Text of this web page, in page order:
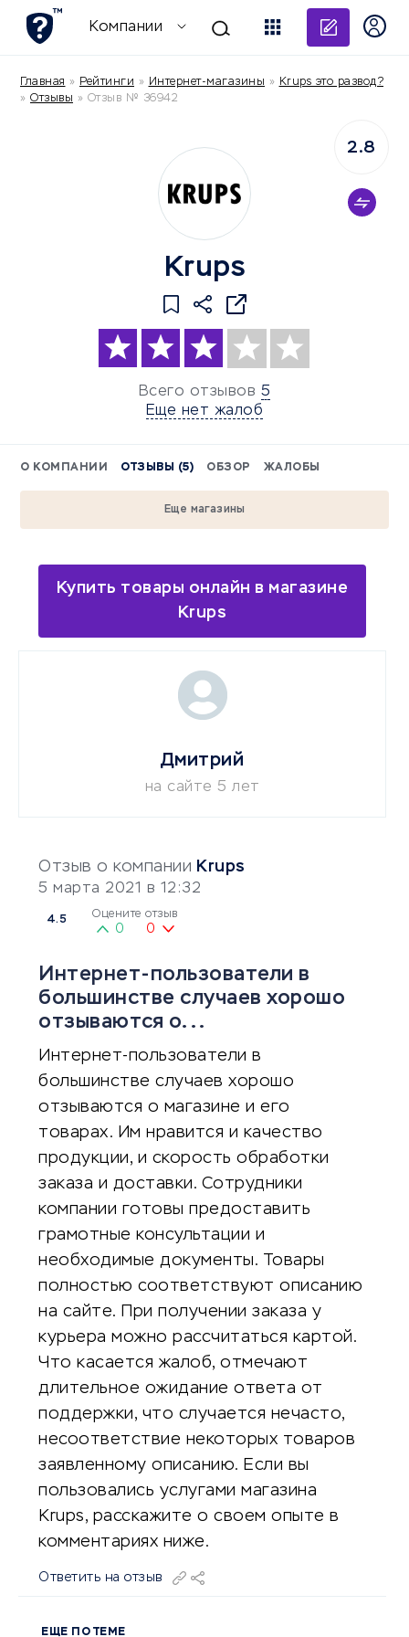
Компании
Главная » Рейтинги » Интернет-магазины » Krups это развод?
» Отзывы » Отзыв № 36942
Krups
Всего отзывов 5
Еще нет жалоб
2.8
О КОМПАНИИ ОТЗЫВЫ (5) ОБЗОР ЖАЛОБЫ
Еще магазины
Купить товары онлайн в магазине
Krups
Отзыв о компании Krups
5 марта 2021 в 12:32
4.5 Оцените отзыв
0 0
Интернет-пользователи в
большинстве случаев хорошо
отзываются о...
Интернет-пользователи в
большинстве случаев хорошо
отзываются о магазине и его
товарах. Им нравится и качество
продукции, и скорость обработки
заказа и доставки. Сотрудники
компании готовы предоставить
грамотные консультации и
необходимые документы. Товары
полностью соответствуют описанию
на сайте. При получении заказа у
курьера можно рассчитаться картой.
Что касается жалоб, отмечают
длительное ожидание ответа от
поддержки, что случается нечасто,
несоответствие некоторых товаров
заявленному описанию. Если вы
пользовались услугами магазина
Krups, расскажите о своем опыте в
комментариях ниже.
Ответить на отзыв
ЕЩЕ ПО ТЕМЕ
Дмитрий
на сайте 5 лет